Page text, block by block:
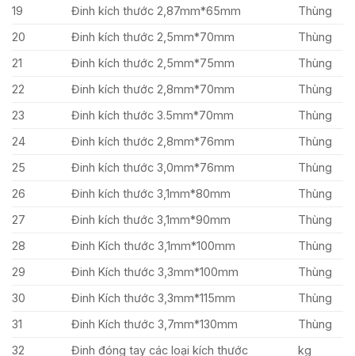
19
Đinh kích thước 2,87mm*65mm
Thùng
20
Đinh kích thước 2,5mm*70mm
Thùng
21
Đinh kích thước 2,5mm*75mm
Thùng
22
Đinh kích thước 2,8mm*70mm
Thùng
23
Đinh kích thước 3.5mm*70mm
Thùng
24
Đinh kích thước 2,8mm*76mm
Thùng
25
Đinh kích thước 3,0mm*76mm
Thùng
26
Đinh kích thước 3,1mm*80mm
Thùng
27
Đinh kích thước 3,1mm*90mm
Thùng
28
Đinh Kích thước 3,1mm*100mm
Thùng
29
Đinh Kích thước 3,3mm*100mm
Thùng
30
Đinh Kích thước 3,3mm*115mm
Thùng
31
Đinh Kích thước 3,7mm*130mm
Thùng
32
Đinh đóng tay các loại kích thước kg